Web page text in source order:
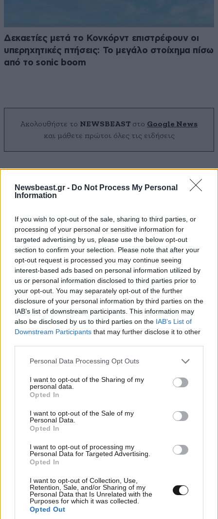
Newsbeast.gr - Do Not Process My Personal
Information
If you wish to opt-out of the sale, sharing to third parties, or
processing of your personal or sensitive information for
targeted advertising by us, please use the below opt-out
section to confirm your selection. Please note that after your
opt-out request is processed you may continue seeing
interest-based ads based on personal information utilized by
us or personal information disclosed to third parties prior to
your opt-out. You may separately opt-out of the further
disclosure of your personal information by third parties on the
IAB’s list of downstream participants. This information may
also be disclosed by us to third parties on the IAB’s List of
Downstream Participants that may further disclose it to other
Please note that this website/app uses one or more Google
not limited to your visit or usage behaviour. You may click to
grant or deny consent to Google and its third-party tags to
use your data for below specified purposes in below Google
consent section.
Personal Data Processing Opt Outs
I want to opt-out of the Sharing of my
personal data.
Opted In
I want to opt-out of the Sale of my
Personal Data.
Opted In
I want to opt-out of processing my
Personal Data for Targeted Advertising.
Opted In
I want to opt-out of Collection, Use,
Retention, Sale, and/or Sharing of my
Personal Data that Is Unrelated with the
Purposes for which it was collected.
Opted Out
Δεκαετίες μετά το Κονκόρντ επιστρέφουν οι
υπερηχητικές πτήσεις: Το μεγάλο στοίχημα πίσω
από το sonic boom
Ακολουθήστε το NEWSBEAST στο Google News
και μάθετε πρώτοι όλες τις ειδήσεις
ΣΧΌΛΙΑ ΑΝΑΓΝΩΣΤΏΝ
ΠΡΟΣΘΕΣΤΕ ΤΟ ΣΧΟΛΙΟ ΣΑΣ
Xαρακτήρες: 0/1000